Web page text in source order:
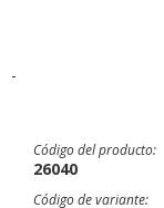
-
Código del producto:
26040
Código de variante: